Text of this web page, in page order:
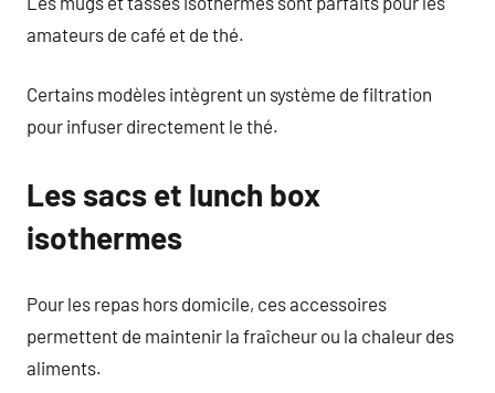
amateurs de café et de thé.
Certains modèles intègrent un système de filtration
pour infuser directement le thé.
Les sacs et lunch box
isothermes
Pour les repas hors domicile, ces accessoires
permettent de maintenir la fraîcheur ou la chaleur des
aliments.